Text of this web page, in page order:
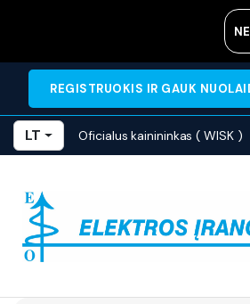
REGISTRUOKIS IR GAUK
LT Oficialus kainininkas ( WISK )